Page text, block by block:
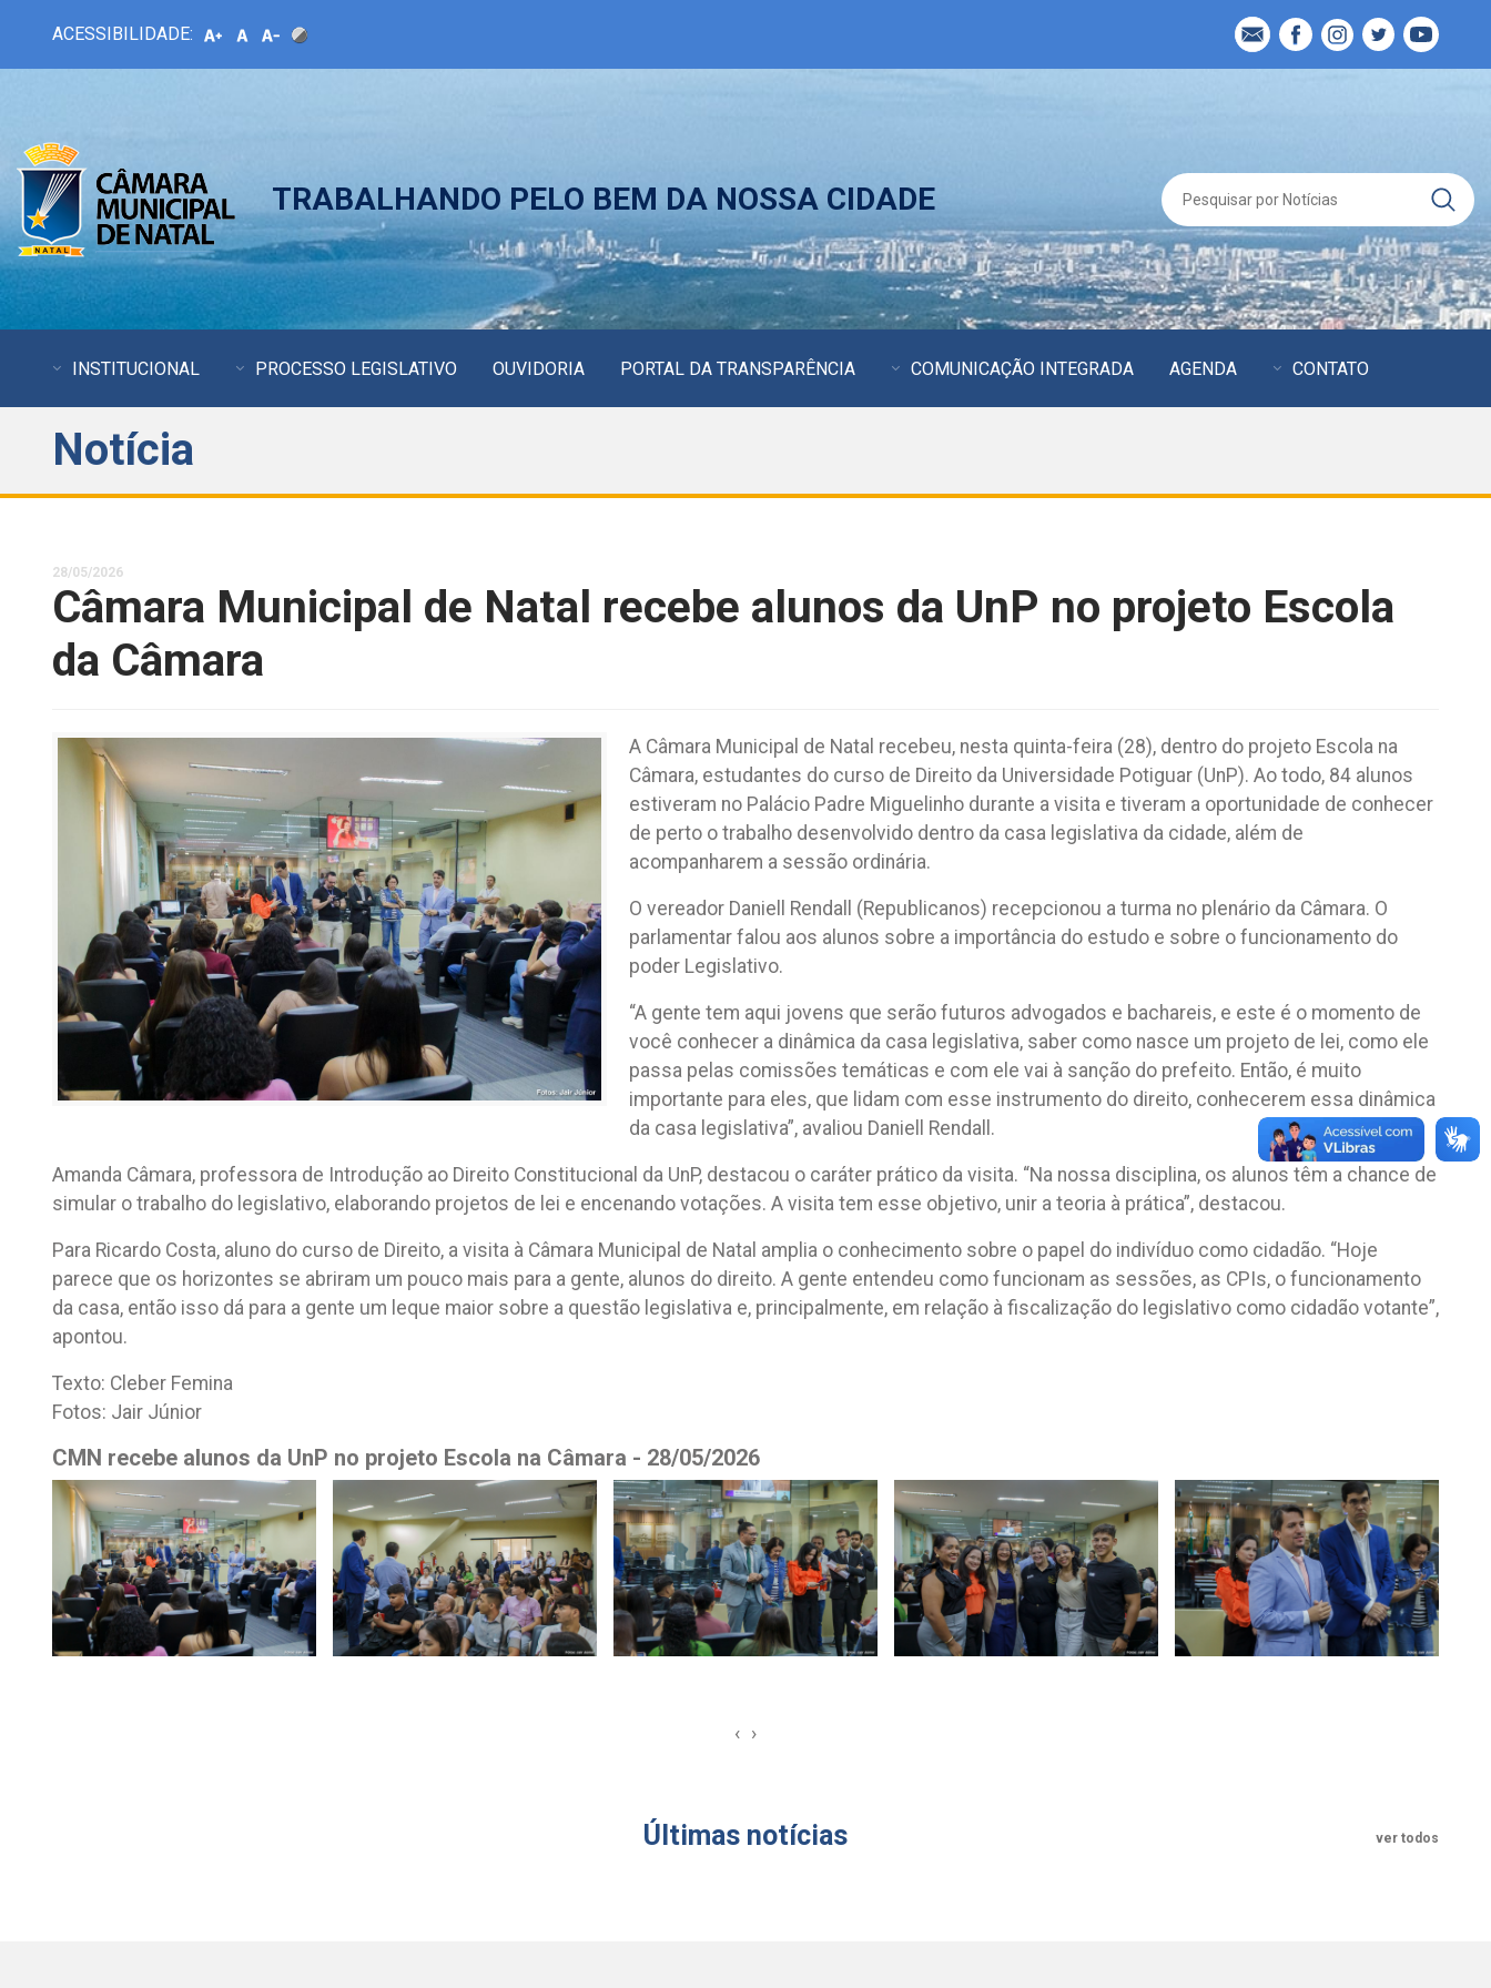
ACESSIBILIDADE:
TRABALHANDO PELO BEM DA NOSSA CIDADE
INSTITUCIONAL PROCESSO LEGISLATIVO OUVIDORIA PORTAL DA TRANSPARÊNCIA COMUNICAÇÃO INTEGRADA AGENDA CONTATO
Notícia
28/05/2026
Câmara Municipal de Natal recebe alunos da UnP no projeto Escola
da Câmara
A Câmara Municipal de Natal recebeu, nesta quinta-feira (28), dentro do projeto Escola na
Câmara, estudantes do curso de Direito da Universidade Potiguar (UnP). Ao todo, 84 alunos
estiveram no Palácio Padre Miguelinho durante a visita e tiveram a oportunidade de conhecer
de perto o trabalho desenvolvido dentro da casa legislativa da cidade, além de
acompanharem a sessão ordinária.
O vereador Daniell Rendall (Republicanos) recepcionou a turma no plenário da Câmara. O
parlamentar falou aos alunos sobre a importância do estudo e sobre o funcionamento do
poder Legislativo.
“A gente tem aqui jovens que serão futuros advogados e bachareis, e este é o momento de
você conhecer a dinâmica da casa legislativa, saber como nasce um projeto de lei, como ele
passa pelas comissões temáticas e com ele vai à sanção do prefeito. Então, é muito
importante para eles, que lidam com esse instrumento do direito, conhecerem essa dinâmica
da casa legislativa”, avaliou Daniell Rendall.
Amanda Câmara, professora de Introdução ao Direito Constitucional da UnP, destacou o caráter prático da visita. “Na nossa disciplina, os alunos têm a chance de
simular o trabalho do legislativo, elaborando projetos de lei e encenando votações. A visita tem esse objetivo, unir a teoria à prática”, destacou.
Para Ricardo Costa, aluno do curso de Direito, a visita à Câmara Municipal de Natal amplia o conhecimento sobre o papel do indivíduo como cidadão. “Hoje
parece que os horizontes se abriram um pouco mais para a gente, alunos do direito. A gente entendeu como funcionam as sessões, as CPIs, o funcionamento
da casa, então isso dá para a gente um leque maior sobre a questão legislativa e, principalmente, em relação à fiscalização do legislativo como cidadão votante”,
apontou.
Texto: Cleber Femina
Fotos: Jair Júnior
CMN recebe alunos da UnP no projeto Escola na Câmara - 28/05/2026
‹ ›
Últimas notícias ver todos